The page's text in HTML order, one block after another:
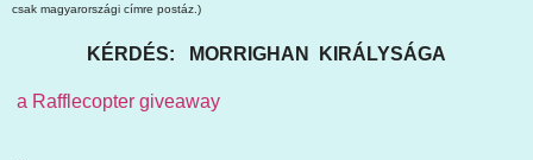
csak magyarországi címre postáz.)
KÉRDÉS: MORRIGHAN KIRÁLYSÁGA
a Rafflecopter giveaway